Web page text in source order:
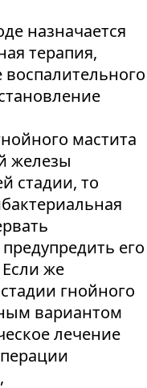
назначается
терапия,
мастита
железы
стадии, то
его
же
гнойного
вариантом
лечение